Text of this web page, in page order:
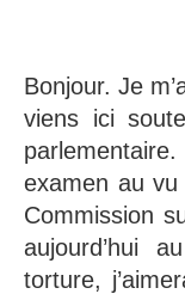
Bonjour. Je
viens ici
examen au
Commission
aujourd’hui
torture,